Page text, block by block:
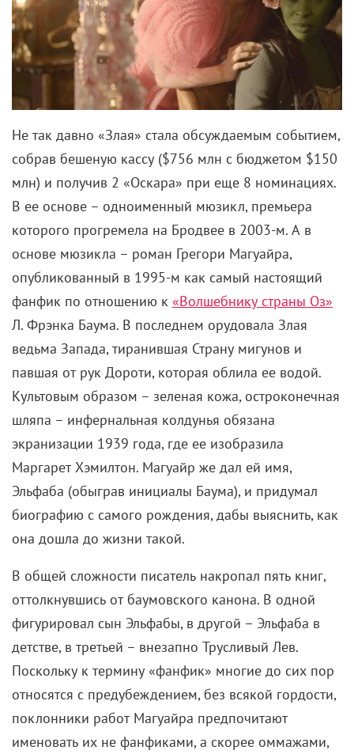
Не так давно «Злая» стала обсуждаемым событием,
собрав бешеную кассу ($756 млн с бюджетом $150
млн) и получив 2 «Оскара» при еще 8 номинациях.
В ее основе – одноименный мюзикл, премьера
которого прогремела на Бродвее в 2003-м. А в
основе мюзикла – роман Грегори Магуайра,
опубликованный в 1995-м как самый настоящий
фанфик по отношению к «Волшебнику страны Оз»
Л. Фрэнка Баума. В последнем орудовала Злая
ведьма Запада, тиранившая Страну мигунов и
павшая от рук Дороти, которая облила ее водой.
Культовым образом – зеленая кожа, остроконечная
шляпа – инфернальная колдунья обязана
экранизации 1939 года, где ее изобразила
Маргарет Хэмилтон. Магуайр же дал ей имя,
Эльфаба (обыграв инициалы Баума), и придумал
биографию с самого рождения, дабы выяснить, как
она дошла до жизни такой.
В общей сложности писатель накропал пять книг,
оттолкнувшись от баумовского канона. В одной
фигурировал сын Эльфабы, в другой – Эльфаба в
детстве, в третьей – внезапно Трусливый Лев.
Поскольку к термину «фанфик» многие до сих пор
относятся с предубеждением, без всякой гордости,
поклонники работ Магуайра предпочитают
именовать их не фанфиками, а скорее оммажами,